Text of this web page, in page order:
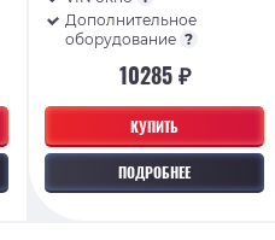
КУПИТЬ
ПОДРОБНЕЕ
Дополнительное
оборудование ?
10285 ₽